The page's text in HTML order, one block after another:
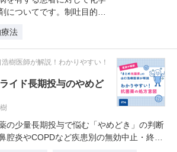
についてです。制吐目的で
法
樹医師が解説！わかりやすい！
イド長期投与のやめど
の少量長期投与で悩む「やめどき」の判断
腔炎やCOPDなど疾患別の無効中止・終了